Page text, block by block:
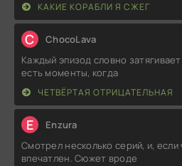
КАКИЕ КОРАБЛИ Я СЖЕГ
C ChocoLava
Каждый эпизод словно
есть моменты, когда
ЧЕТВЁРТАЯ ОТРИЦАТЕЛЬНАЯ
E Enzura
Смотрел несколько серий, и, если
впечатлен. Сюжет вроде